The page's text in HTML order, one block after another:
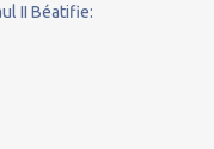
II Béatifie: